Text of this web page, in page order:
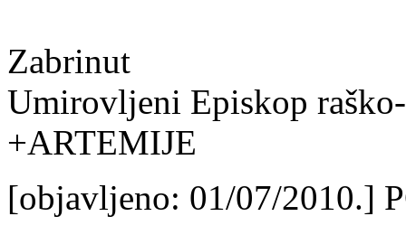
Zabrinut
Umirovljeni Episkop
+ARTEMIJE
[objavljeno: 01/07/2010.]